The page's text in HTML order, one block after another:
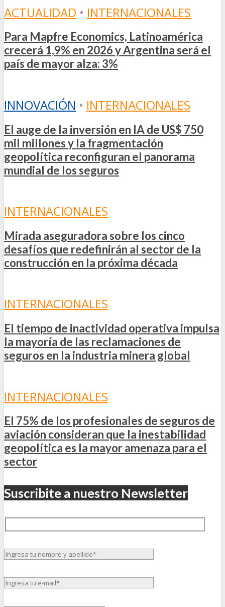
ACTUALIDAD • INTERNACIONALES
Para Mapfre Economics, Latinoamérica
crecerá 1,9% en 2026 y Argentina será el
país de mayor alza: 3%
INNOVACIÓN • INTERNACIONALES
El auge de la inversión en IA de US$ 750
mil millones y la fragmentación
geopolítica reconfiguran el panorama
mundial de los seguros
INTERNACIONALES
Mirada aseguradora sobre los cinco
desafíos que redefinirán al sector de la
construcción en la próxima década
INTERNACIONALES
El tiempo de inactividad operativa impulsa
la mayoría de las reclamaciones de
seguros en la industria minera global
INTERNACIONALES
El 75% de los profesionales de seguros de
aviación consideran que la inestabilidad
geopolítica es la mayor amenaza para el
sector
Suscribite a nuestro Newsletter